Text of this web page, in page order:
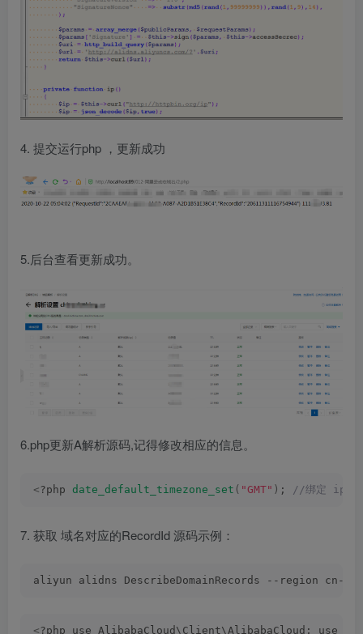
4. 提交运行php ，更新成功
5.后台查看更新成功。
6.php更新A解析源码,记得修改相应的信息。
<?php date_default_timezone_set ( "GMT" ) ; //绑定 ip
7. 获取 域名对应的RecordId 源码示例：
aliyun alidns DescribeDomainRecords --region cn-
<?php use AlibabaCloud\Client\AlibabaCloud; use